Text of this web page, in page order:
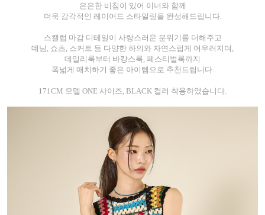
은은한 비침이 있어 이너와 함께
더욱 감각적인 레이어드 스타일링을 완성해드립니다.
스캘럽 마감 디테일이 사랑스러운 분위기를 더해주고
데님, 쇼츠, 스커트 등 다양한 하의와 자연스럽게 어우러지며,
데일리룩부터 바캉스룩, 페스티벌룩까지
폭넓게 매치하기 좋은 아이템으로 추천드립니다.
171CM 모델 ONE 사이즈, BLACK 컬러 착용하였습니다.